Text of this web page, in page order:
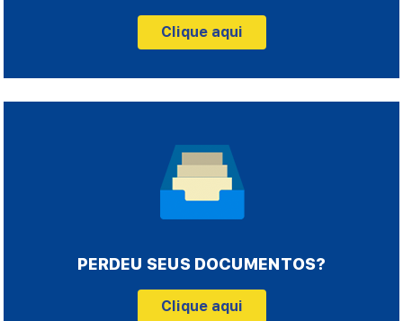
Clique aqui
PERDEU SEUS DOCUMENTOS?
Clique aqui